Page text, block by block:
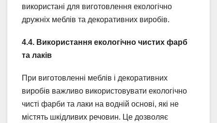
використані для виготовлення екологічно
дружніх меблів та декоративних виробів.
4.4. Використання екологічно чистих фарб
та лаків
При виготовленні меблів і декоративних
виробів важливо використовувати екологічно
чисті фарби та лаки на водній основі, які не
містять шкідливих речовин. Це дозволяє